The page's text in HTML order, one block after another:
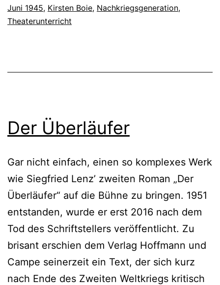
Juni 1945, Kirsten Boie, Nachkriegsgeneration,
Theaterunterricht
Der Überläufer
Gar nicht einfach, einen so komplexes Werk
wie Siegfried Lenz’ zweiten Roman „Der
Überläufer“ auf die Bühne zu bringen. 1951
entstanden, wurde er erst 2016 nach dem
Tod des Schriftstellers veröffentlicht. Zu
brisant erschien dem Verlag Hoffmann und
Campe seinerzeit ein Text, der sich kurz
nach Ende des Zweiten Weltkriegs kritisch